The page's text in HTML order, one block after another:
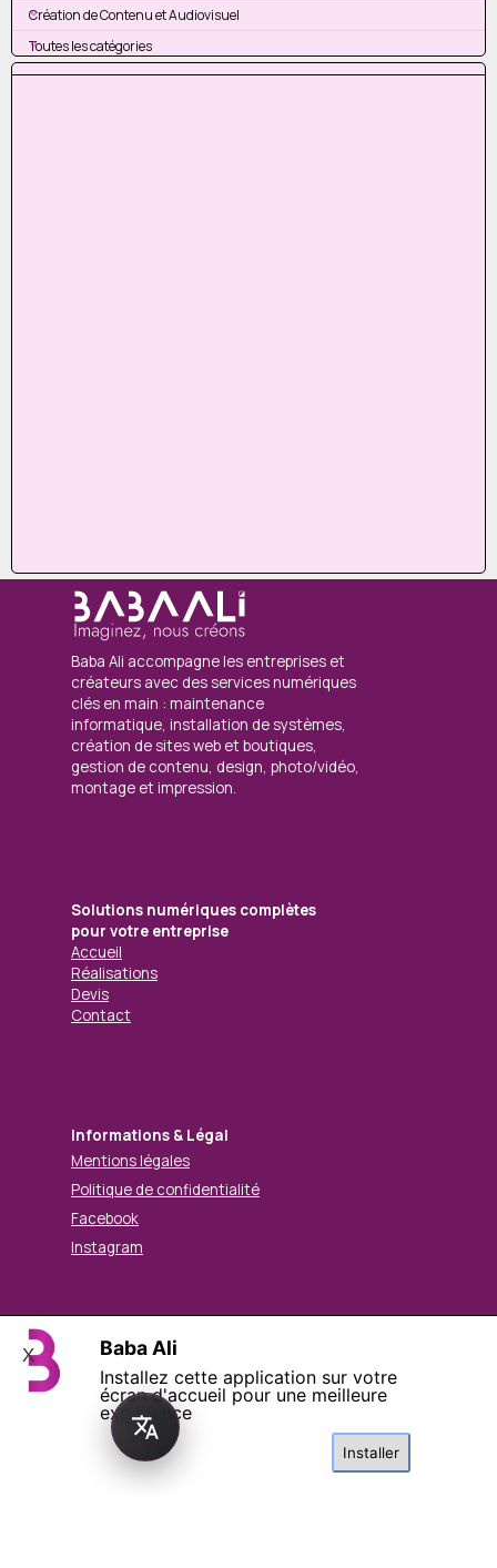
Création de Contenu et Audiovisuel
Toutes les catégories
Sauter le bloc
Solutions numériques complètes
pour votre entreprise
Accueil
Réalisations
Devis
Contact
Informations & Légal
Mentions légales
Politique de confidentialité
Facebook
Instagram
Baba Ali accompagne les entreprises et
créateurs avec des services numériques
clés en main : maintenance
informatique, installation de systèmes,
création de sites web et boutiques,
gestion de contenu, design, photo/vidéo,
montage et impression.
© Mohamed BABA ALI. Tous droits réservés.
Retourner au contenu
Baba Ali
Installez cette application sur votre
écran d'accueil pour une meilleure
expérience
Installer
X